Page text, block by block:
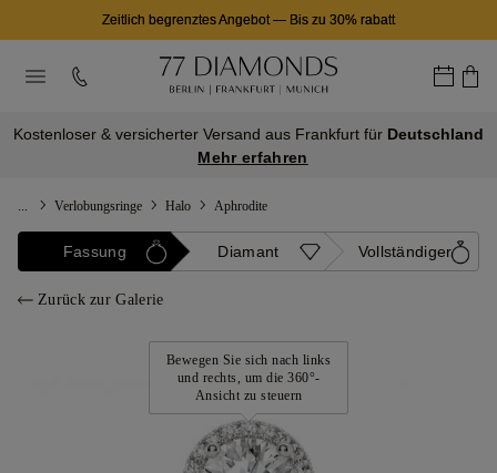
Zeitlich begrenztes Angebot— Bis zu 30% rabatt
Kostenloser & versicherter Versand aus Frankfurt für Deutschland
Mehr erfahren
Verlobungsringe Halo Aphrodite
Fassung Diamant Vollständiger
Zurück zur Galerie
Bewegen Sie sich nach links
und rechts, um die 360°-
Ansicht zu steuern